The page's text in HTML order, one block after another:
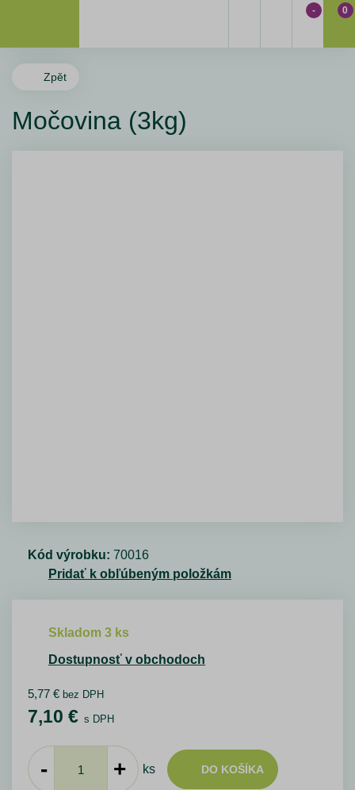
- 0
Zpět
Močovina (3kg)
Kód výrobku: 70016
Pridať k obľúbeným položkám
Skladom 3 ks
Dostupnosť v obchodoch
5,77 € bez DPH
7,10 € s DPH
- + ks DO KOŠÍKA